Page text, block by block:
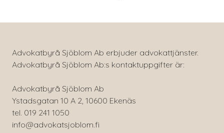
Advokatbyrå Sjöblom Ab erbjuder advokattjänster.
Advokatbyrå Sjöblom Ab:s kontaktuppgifter är:
Advokatbyrå Sjöblom Ab
Ystadsgatan 10 A 2, 10600 Ekenäs
tel. 019 241 1050
info@advokatsjoblom.fi